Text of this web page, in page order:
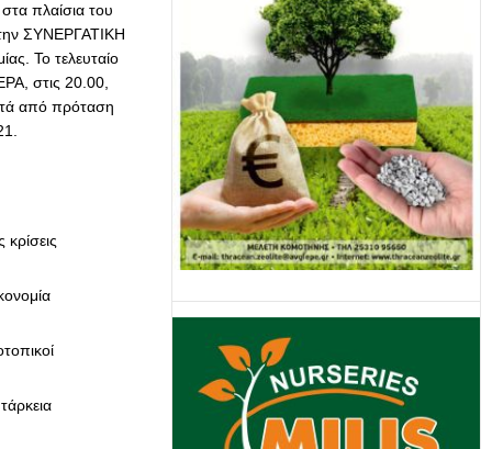
πλαίσια του
ΣΥΝΕΡΓΑΤΙΚΗ
Το τελευταίο
στις 20.00,
από πρόταση